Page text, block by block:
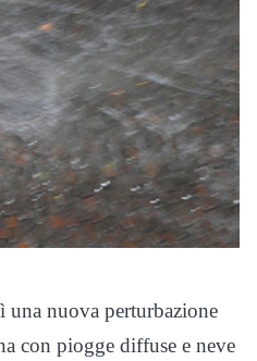
una nuova perturbazione
con piogge diffuse e neve